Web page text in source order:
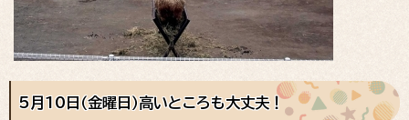
5月10日（金曜日）高いところも大丈夫！